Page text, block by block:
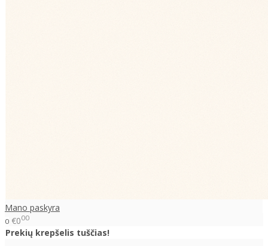
Mano paskyra
0 €000
Prekių krepšelis tuščias!